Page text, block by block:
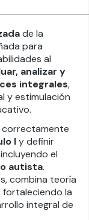
de la
para
al
analizar y
integrales,
y estimulación
correctamente
Iy definir
el
autista.
combina teoría
fortaleciendo la
integral de